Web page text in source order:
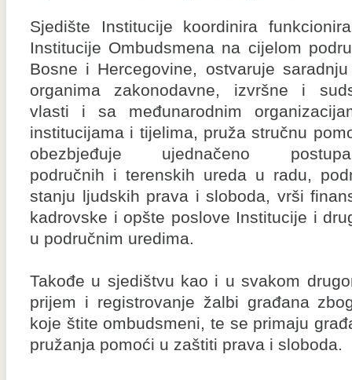
Sjedište Institucije koordinira
Institucije Ombudsmena na cijelom
Bosne i Hercegovine, ostvaruje
organima zakonodavne, izvršne i
vlasti i sa međunarodnim
institucijama i tijelima, pruža stručnu
obezbjeđuje ujednačeno
područnih i terenskih ureda u radu,
stanju ljudskih prava i sloboda, vrši
kadrovske i opšte poslove Institucije i
u područnim uredima.
Takođe u sjedištvu kao i u svakom
prijem i registrovanje žalbi građana
koje štite ombudsmeni, te se primaju
pružanja pomoći u zaštiti prava i sloboda.